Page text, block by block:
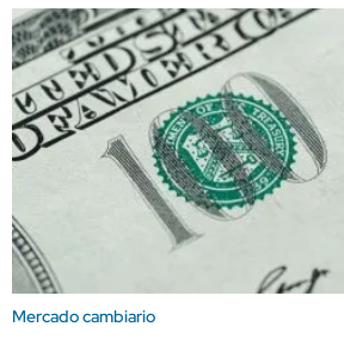
Mercado cambiario